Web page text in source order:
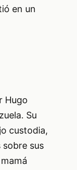
en un
Hugo
Su
custodia,
sus